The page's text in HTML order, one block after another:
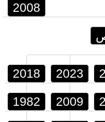
2008
2018 2023
1982 2009